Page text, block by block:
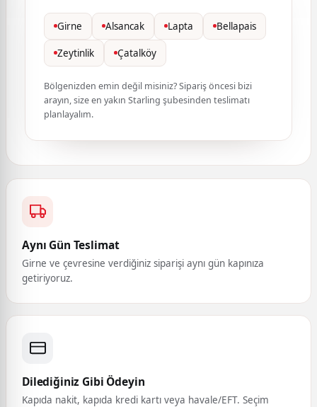
Girne Alsancak Lapta Bellapais
Zeytinlik Çatalköy
Bölgenizden emin değil misiniz? Sipariş öncesi bizi
arayın, size en yakın Starling şubesinden teslimatı
planlayalım.
Aynı Gün Teslimat
Girne ve çevresine verdiğiniz siparişi aynı gün kapınıza
getiriyoruz.
Dilediğiniz Gibi Ödeyin
Kapıda nakit, kapıda kredi kartı veya havale/EFT. Seçim